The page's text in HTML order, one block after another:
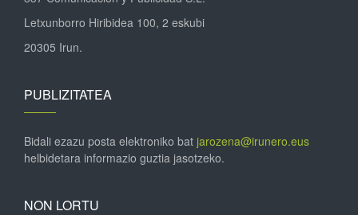
Letxunborro Hiribidea 100, 2 eskubi
20305 Irun.
PUBLIZITATEA
Bidali ezazu posta elektroniko bat jarozena@irunero.eus
helbidetara informazio guztia jasotzeko.
NON LORTU